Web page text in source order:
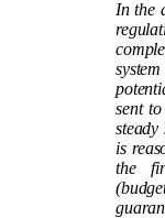
In the
sent
is
the